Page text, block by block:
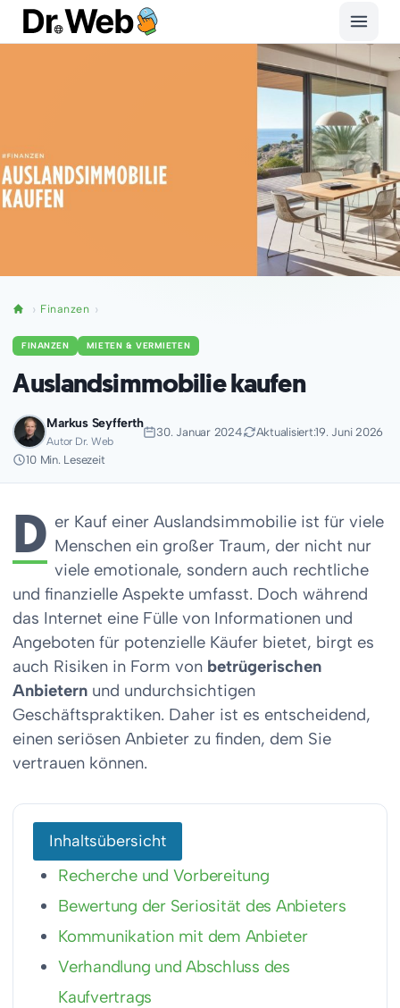
Finanzen
FINANZEN MIETEN & VERMIETEN
Auslandsimmobilie kaufen
Markus Seyfferth
Autor Dr. Web
30. Januar 2024 Aktualisiert:19. Juni 2026
10 Min. Lesezeit
D er Kauf einer Auslandsimmobilie ist für viele
Menschen ein großer Traum, der nicht nur
viele emotionale, sondern auch rechtliche
und finanzielle Aspekte umfasst. Doch während
das Internet eine Fülle von Informationen und
Angeboten für potenzielle Käufer bietet, birgt es
auch Risiken in Form von betrügerischen
Anbietern und undurchsichtigen
Geschäftspraktiken. Daher ist es entscheidend,
einen seriösen Anbieter zu finden, dem Sie
vertrauen können.
Inhaltsübersicht
Recherche und Vorbereitung
Bewertung der Seriosität des Anbieters
Kommunikation mit dem Anbieter
Verhandlung und Abschluss des
Kaufvertrags